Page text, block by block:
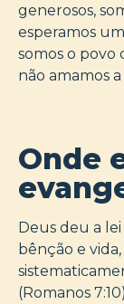
generosos,
esperamos
somos o povo
não amamos
Onde
Deus deu a
bênção e
(Romanos